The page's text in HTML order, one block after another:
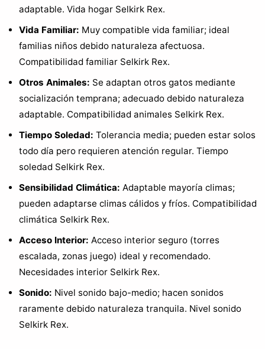
adaptable. Vida hogar Selkirk Rex.
Vida Familiar: Muy compatible vida familiar; ideal
familias niños debido naturaleza afectuosa.
Compatibilidad familiar Selkirk Rex.
Otros Animales: Se adaptan otros gatos mediante
socialización temprana; adecuado debido naturaleza
adaptable. Compatibilidad animales Selkirk Rex.
Tiempo Soledad: Tolerancia media; pueden estar solos
todo día pero requieren atención regular. Tiempo
soledad Selkirk Rex.
Sensibilidad Climática: Adaptable mayoría climas;
pueden adaptarse climas cálidos y fríos. Compatibilidad
climática Selkirk Rex.
Acceso Interior: Acceso interior seguro (torres
escalada, zonas juego) ideal y recomendado.
Necesidades interior Selkirk Rex.
Sonido: Nivel sonido bajo-medio; hacen sonidos
raramente debido naturaleza tranquila. Nivel sonido
Selkirk Rex.